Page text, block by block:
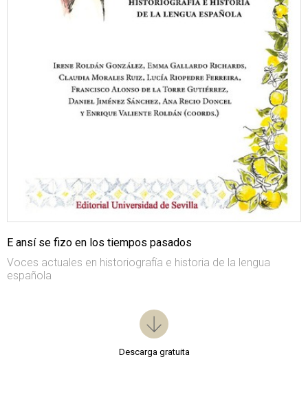
E ansí se fizo en los tiempos pasados
Voces actuales en historiografía e historia de la lengua
española
Descarga gratuita